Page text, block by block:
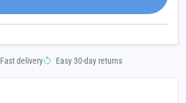
Fast delivery Easy 30-day returns